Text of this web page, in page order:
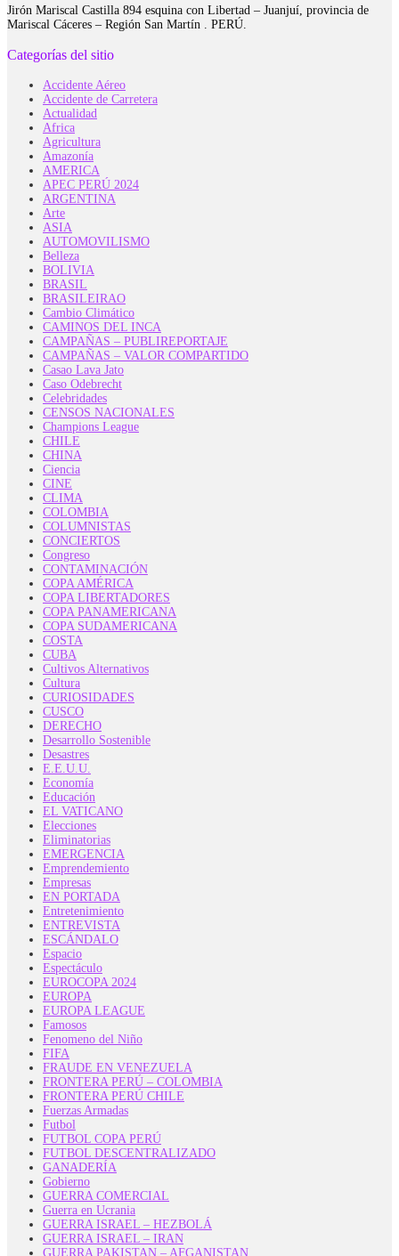
Jirón Mariscal Castilla 894 esquina con Libertad – Juanjuí, provincia de
Mariscal Cáceres – Región San Martín . PERÚ.
Categorías del sitio
Accidente Aéreo
Accidente de Carretera
Actualidad
Africa
Agricultura
Amazonía
AMERICA
APEC PERÚ 2024
ARGENTINA
Arte
ASIA
AUTOMOVILISMO
Belleza
BOLIVIA
BRASIL
BRASILEIRAO
Cambio Climático
CAMINOS DEL INCA
CAMPAÑAS – PUBLIREPORTAJE
CAMPAÑAS – VALOR COMPARTIDO
Casao Lava Jato
Caso Odebrecht
Celebridades
CENSOS NACIONALES
Champions League
CHILE
CHINA
Ciencia
CINE
CLIMA
COLOMBIA
COLUMNISTAS
CONCIERTOS
Congreso
CONTAMINACIÓN
COPA AMÉRICA
COPA LIBERTADORES
COPA PANAMERICANA
COPA SUDAMERICANA
COSTA
CUBA
Cultivos Alternativos
Cultura
CURIOSIDADES
CUSCO
DERECHO
Desarrollo Sostenible
Desastres
E.E.U.U.
Economía
Educación
EL VATICANO
Elecciones
Eliminatorias
EMERGENCIA
Emprendemiento
Empresas
EN PORTADA
Entretenimiento
ENTREVISTA
ESCÁNDALO
Espacio
Espectáculo
EUROCOPA 2024
EUROPA
EUROPA LEAGUE
Famosos
Fenomeno del Niño
FIFA
FRAUDE EN VENEZUELA
FRONTERA PERÚ – COLOMBIA
FRONTERA PERÚ CHILE
Fuerzas Armadas
Futbol
FUTBOL COPA PERÚ
FUTBOL DESCENTRALIZADO
GANADERÍA
Gobierno
GUERRA COMERCIAL
Guerra en Ucrania
GUERRA ISRAEL – HEZBOLÁ
GUERRA ISRAEL – IRAN
GUERRA PAKISTAN – AFGANISTAN